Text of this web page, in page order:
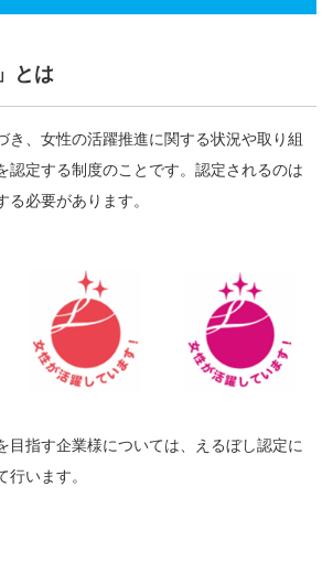
とは
き、女性の活躍推進に関する状況や取り組
認定する制度のことです。認定されるのは
必要があります。
目指す企業様については、えるぼし認定に
行います。